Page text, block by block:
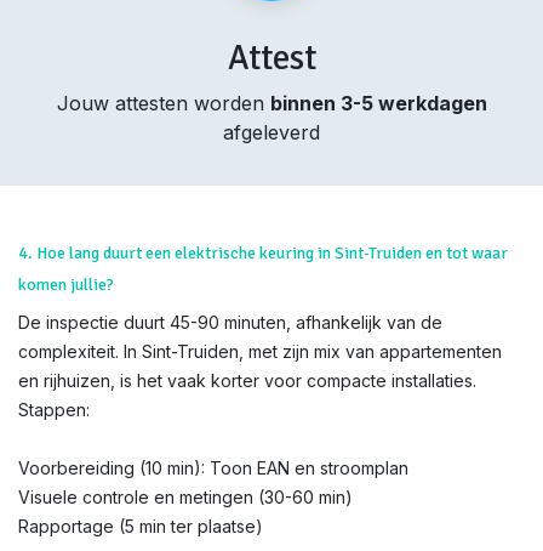
Attest
Jouw attesten worden binnen 3-5 werkdagen
afgeleverd
4. Hoe lang duurt een elektrische keuring in Sint-Truiden en tot waar
komen jullie?
De inspectie duurt 45-90 minuten, afhankelijk van de
complexiteit. In Sint-Truiden, met zijn mix van appartementen
en rijhuizen, is het vaak korter voor compacte installaties.
Stappen:
Voorbereiding (10 min): Toon EAN en stroomplan
Visuele controle en metingen (30-60 min)
Rapportage (5 min ter plaatse)